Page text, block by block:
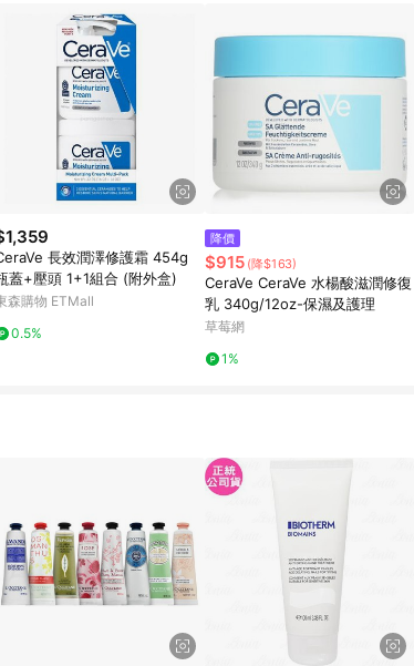
長效潤澤修護霜 454g
蓋+壓頭 1+1組合 (附外盒)
森購物 ETMall
0.5%
降價
$915 (降$163)
CeraVe CeraVe 水楊酸滋潤修復
乳 340g/12oz-保濕及護理
草莓網
1%